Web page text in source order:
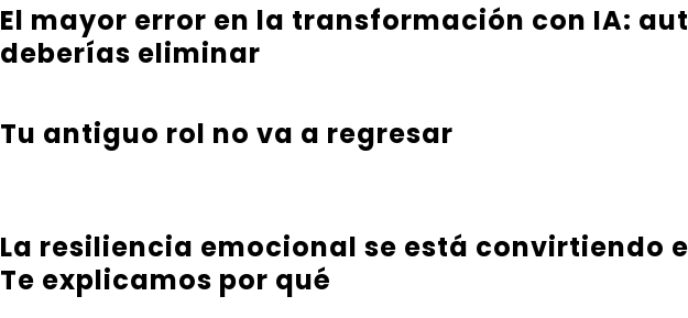
El mayor error en la transformación con IA:
deberías eliminar
Tu antiguo rol no va a regresar
La resiliencia emocional se está convirtiendo
Te explicamos por qué